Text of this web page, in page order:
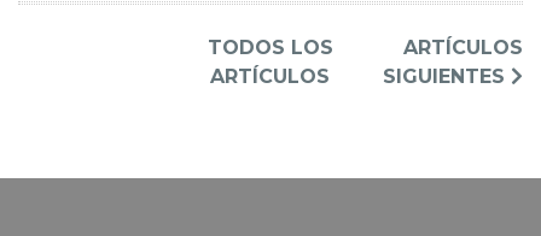
TODOS LOS
ARTÍCULOS
ARTÍCULOS
SIGUIENTES